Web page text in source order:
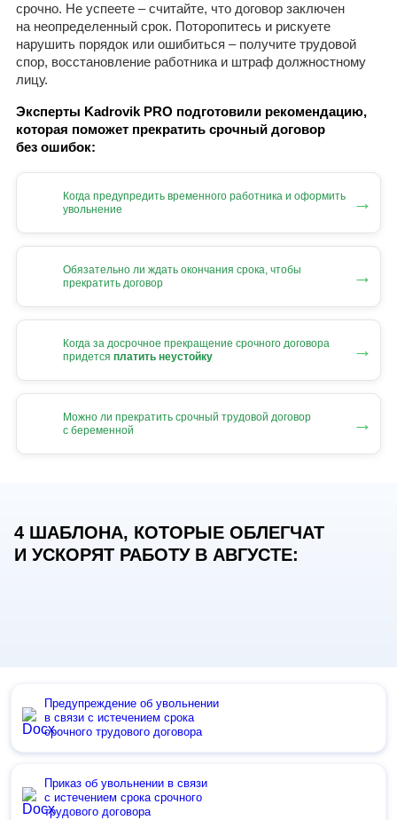
срочно. Не успеете – считайте, что договор заключен
на неопределенный срок. Поторопитесь и рискуете
нарушить порядок или ошибиться – получите трудовой
спор, восстановление работника и штраф должностному
лицу.
Эксперты Kadrovik PRO подготовили рекомендацию,
которая поможет прекратить срочный договор
без ошибок:
Когда предупредить временного работника и оформить
увольнение
→
Обязательно ли ждать окончания срока, чтобы
прекратить договор
→
Когда за досрочное прекращение срочного договора
придется платить неустойку →
Можно ли прекратить срочный трудовой договор
с беременной
→
4 ШАБЛОНА, КОТОРЫЕ ОБЛЕГЧАТ
И УСКОРЯТ РАБОТУ В АВГУСТЕ:
Предупреждение об увольнении
в связи с истечением срока
срочного трудового договора
Приказ об увольнении в связи
с истечением срока срочного
трудового договора